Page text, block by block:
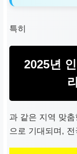
특히
2025년
과 같은 지역 맞
으로 기대되며,